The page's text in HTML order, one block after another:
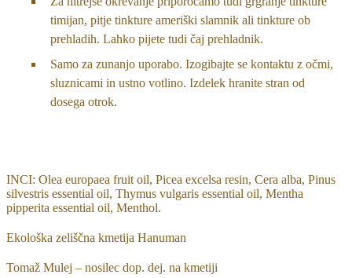
timijan, pitje tinkture ameriški slamnik ali tinkture ob
prehladih. Lahko pijete tudi čaj prehladnik.
Samo za zunanjo uporabo. Izogibajte se kontaktu z očmi,
sluznicami in ustno votlino. Izdelek hranite stran od
dosega otrok.
INCI: Olea europaea fruit oil, Picea excelsa resin, Cera alba, Pinus
silvestris essential oil, Thymus vulgaris essential oil, Mentha
pipperita essential oil, Menthol.
Ekološka zeliščna kmetija Hanuman
Tomaž Mulej – nosilec dop. dej. na kmetiji